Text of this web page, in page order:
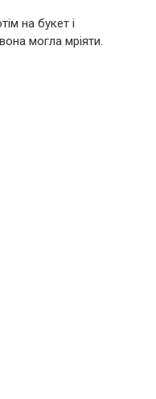
на букет і
могла мріяти.